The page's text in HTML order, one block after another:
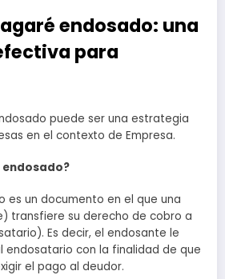
endosado: una
para
puede ser una estrategia
en el contexto de Empresa.
endosado?
es un documento en el que una
transfiere su derecho de cobro a
Es decir, el endosante le
endosatario con la finalidad de que
el pago al deudor.